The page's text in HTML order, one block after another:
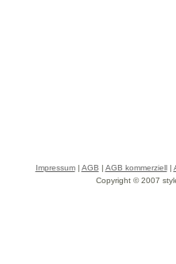
Impressum| AGB | AGB kommerziell|
Copyright © 2007